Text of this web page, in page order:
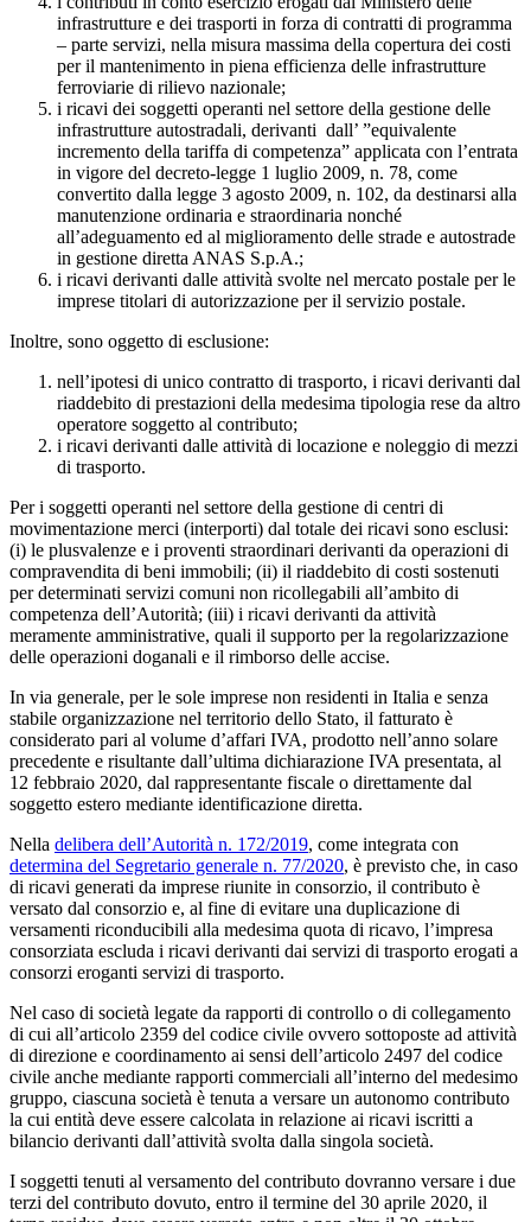
infrastrutture e dei trasporti in forza di contratti di programma
– parte servizi, nella misura massima della copertura dei costi
per il mantenimento in piena efficienza delle infrastrutture
ferroviarie di rilievo nazionale;
i ricavi dei soggetti operanti nel settore della gestione delle
infrastrutture autostradali, derivanti dall’ ”equivalente
incremento della tariffa di competenza” applicata con l’entrata
in vigore del decreto-legge 1 luglio 2009, n. 78, come
convertito dalla legge 3 agosto 2009, n. 102, da destinarsi alla
manutenzione ordinaria e straordinaria nonché
all’adeguamento ed al miglioramento delle strade e autostrade
in gestione diretta ANAS S.p.A.;
i ricavi derivanti dalle attività svolte nel mercato postale per le
imprese titolari di autorizzazione per il servizio postale.
Inoltre, sono oggetto di esclusione:
nell’ipotesi di unico contratto di trasporto, i ricavi derivanti dal
riaddebito di prestazioni della medesima tipologia rese da altro
operatore soggetto al contributo;
i ricavi derivanti dalle attività di locazione e noleggio di mezzi
di trasporto.
Per i soggetti operanti nel settore della gestione di centri di
movimentazione merci (interporti) dal totale dei ricavi sono esclusi:
(i) le plusvalenze e i proventi straordinari derivanti da operazioni di
compravendita di beni immobili; (ii) il riaddebito di costi sostenuti
per determinati servizi comuni non ricollegabili all’ambito di
competenza dell’Autorità; (iii) i ricavi derivanti da attività
meramente amministrative, quali il supporto per la regolarizzazione
delle operazioni doganali e il rimborso delle accise.
In via generale, per le sole imprese non residenti in Italia e senza
stabile organizzazione nel territorio dello Stato, il fatturato è
considerato pari al volume d’affari IVA, prodotto nell’anno solare
precedente e risultante dall’ultima dichiarazione IVA presentata, al
12 febbraio 2020, dal rappresentante fiscale o direttamente dal
soggetto estero mediante identificazione diretta.
Nella delibera dell’Autorità n. 172/2019, come integrata con
determina del Segretario generale n. 77/2020, è previsto che, in caso
di ricavi generati da imprese riunite in consorzio, il contributo è
versato dal consorzio e, al fine di evitare una duplicazione di
versamenti riconducibili alla medesima quota di ricavo, l’impresa
consorziata escluda i ricavi derivanti dai servizi di trasporto erogati a
consorzi eroganti servizi di trasporto.
Nel caso di società legate da rapporti di controllo o di collegamento
di cui all’articolo 2359 del codice civile ovvero sottoposte ad attività
di direzione e coordinamento ai sensi dell’articolo 2497 del codice
civile anche mediante rapporti commerciali all’interno del medesimo
gruppo, ciascuna società è tenuta a versare un autonomo contributo
la cui entità deve essere calcolata in relazione ai ricavi iscritti a
bilancio derivanti dall’attività svolta dalla singola società.
I soggetti tenuti al versamento del contributo dovranno versare i due
terzi del contributo dovuto, entro il termine del 30 aprile 2020, il